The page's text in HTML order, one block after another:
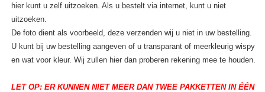
hier kunt u zelf uitzoeken. Als u bestelt via internet, kunt u niet
uitzoeken.
De foto dient als voorbeeld, deze verzenden wij u niet in uw bestelling.
U kunt bij uw bestelling aangeven of u transparant of meerkleurig wispy
en wat voor kleur. Wij zullen hier dan proberen rekening mee te houden.
LET OP: ER KUNNEN NIET MEER DAN TWEE PAKKETTEN IN ÉÉN